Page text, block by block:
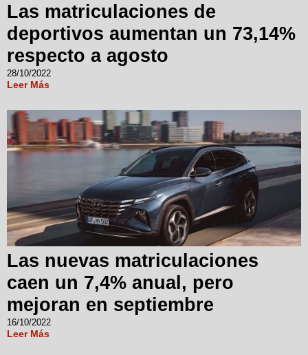
Las matriculaciones de
deportivos aumentan un 73,14%
respecto a agosto
28/10/2022
Leer Más
Las nuevas matriculaciones
caen un 7,4% anual, pero
mejoran en septiembre
16/10/2022
Leer Más